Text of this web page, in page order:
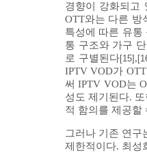
경향이 강화되고
OTT와는 다른 방
특성에 따른 유통
통 구조와 가구
로 구별된다[15] ,
IPTV VOD가
써 IPTV VOD는
성도 제기된다.
적 함의를 제공할
그러나 기존 연구
제한적이다. 최성